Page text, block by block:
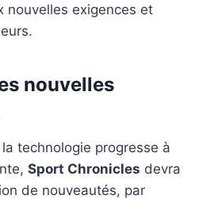
nouvelles exigences et
nouvelles
technologie progresse à
Sport Chronicles devra
de nouveautés, par